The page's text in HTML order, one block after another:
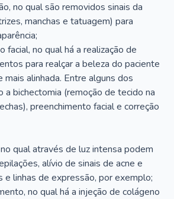
no qual são removidos sinais da
manchas e tatuagem) para
facial, no qual há a realização de
para realçar a beleza do paciente
mais alinhada. Entre alguns dos
a bichectomia (remoção de tecido na
preenchimento facial e correção
qual através de luz intensa podem
alívio de sinais de acne e
e linhas de expressão, por exemplo;
no qual há a injeção de colágeno